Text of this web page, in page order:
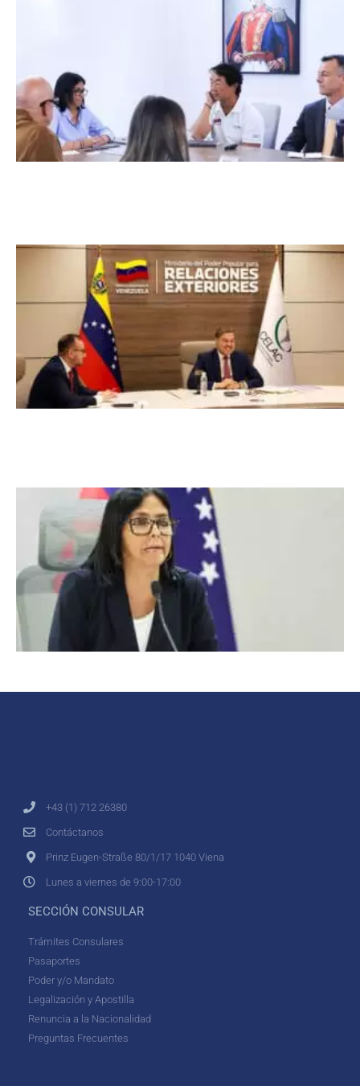
+43 (1) 712 26380
Contáctanos
Prinz Eugen-Straße 80/1/17 1040 Viena
Lunes a viernes de 9:00-17:00
SECCIÓN CONSULAR
Trámites Consulares
Pasaportes
Poder y/o Mandato
Legalización y Apostilla
Renuncia a la Nacionalidad
Preguntas Frecuentes